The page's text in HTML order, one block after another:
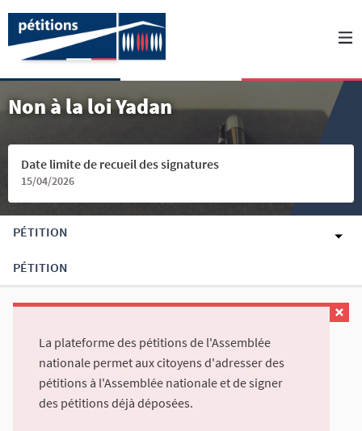
Non à la loi Yadan
Date limite de recueil des signatures
15/04/2026
PÉTITION
PÉTITION
La plateforme des pétitions de l'Assemblée
nationale permet aux citoyens d'adresser des
pétitions à l'Assemblée nationale et de signer
des pétitions déjà déposées.